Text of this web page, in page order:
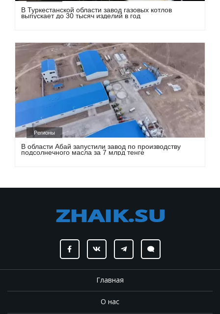
В Туркестанской области завод газовых котлов
выпускает до 30 тысяч изделий в год
Регионы
В области Абай запустили завод по производству
подсолнечного масла за 7 млрд тенге
Главная
О нас